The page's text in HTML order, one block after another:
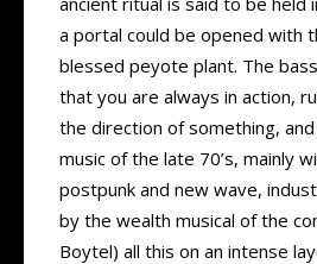
a portal could be opened with
blessed peyote plant. The
that you are always in action,
the direction of something,
music of the late 70’s, mainly
postpunk and new wave,
by the wealth musical of the
Boytel) all this on an intense